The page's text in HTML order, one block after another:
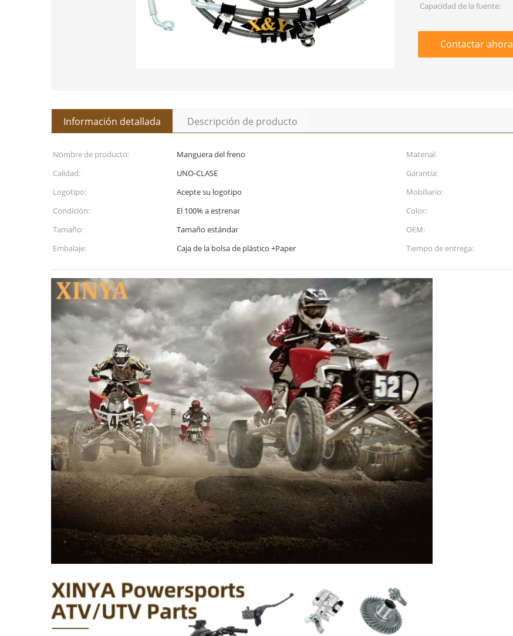
Capacidad de la fuente:
Contactar ahora
Información detallada Descripción de producto
Nombre de producto: Manguera del freno Material:
Calidad:
UNO-CLASE Garantía:
Logotipo:
Acepte su logotipo Mobiliario:
Condición:
El 100% a estrenar Color:
Tamaño:
Tamaño estándar OEM:
Embalaje:
Caja de la bolsa de plástico +Paper Tiempo de entrega: